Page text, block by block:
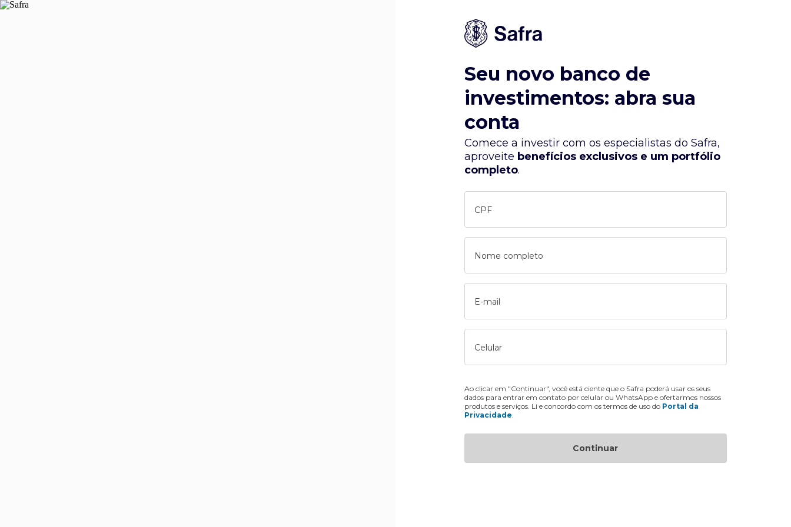
Seu novo banco de
investimentos: abra sua
conta
Comece a investir com os especialistas do Safra,
aproveite benefícios exclusivos e um portfólio
completo.
CPF
Nome completo
E-mail
Celular
Ao clicar em "Continuar", você está ciente que o Safra poderá usar os seus
dados para entrar em contato por celular ou WhatsApp e ofertarmos nossos
produtos e serviços. Li e concordo com os termos de uso do Portal da
Privacidade
Continuar